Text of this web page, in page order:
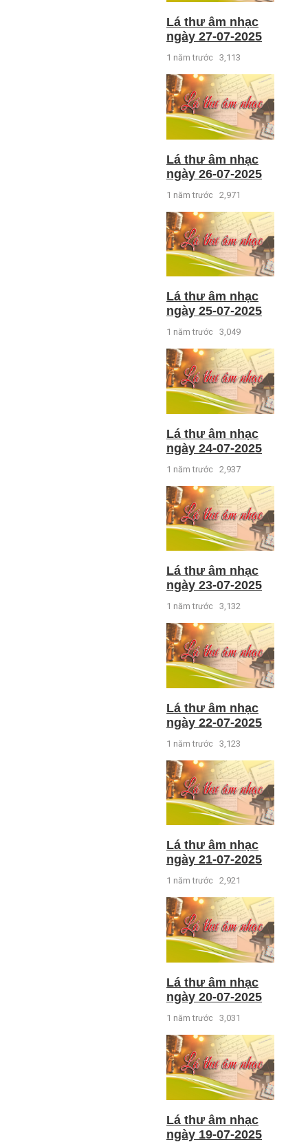
Lá thư âm nhạc
ngày 27-07-2025
1 năm trước 3,113
Lá thư âm nhạc
ngày 26-07-2025
1 năm trước 2,971
Lá thư âm nhạc
ngày 25-07-2025
1 năm trước 3,049
Lá thư âm nhạc
ngày 24-07-2025
1 năm trước 2,937
Lá thư âm nhạc
ngày 23-07-2025
1 năm trước 3,132
Lá thư âm nhạc
ngày 22-07-2025
1 năm trước 3,123
Lá thư âm nhạc
ngày 21-07-2025
1 năm trước 2,921
Lá thư âm nhạc
ngày 20-07-2025
1 năm trước 3,031
Lá thư âm nhạc
ngày 19-07-2025